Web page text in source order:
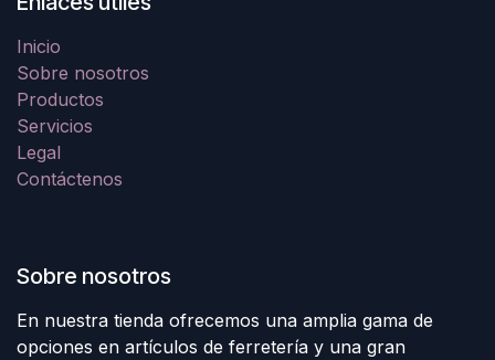
Inicio
Sobre nosotros
Productos
Servicios
Legal
Contáctenos
Sobre nosotros
En nuestra tienda ofrecemos una amplia gama de
opciones en artículos de ferretería y una gran